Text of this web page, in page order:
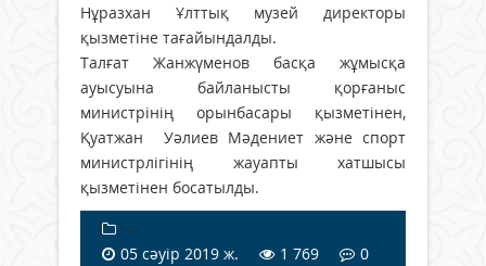
Нұразхан Ұлттық музей директоры
қызметіне тағайындалды.
Талғат Жанжүменов басқа жұмысқа
ауысуына байланысты қорғаныс
министрінің орынбасары қызметінен,
Қуатжан Уәлиев Мәдениет және спорт
министрлігінің жауапты хатшысы
қызметінен босатылды.
---
05 сәуір 2019 ж.
1 769 0